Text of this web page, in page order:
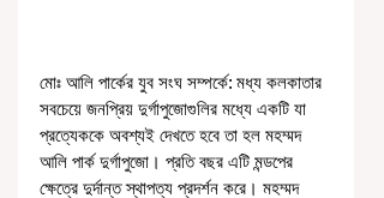
মোঃ আলি পার্কের যুব সংঘ সম্পর্কে: মধ্য কলকাতার
সবচেয়ে জনপ্রিয় দুর্গাপুজোগুলির মধ্যে একটি যা
প্রত্যেককে অবশ্যই দেখতে হবে তা হল মহম্মদ
আলি পার্ক দুর্গাপুজো। প্রতি বছর এটি মন্ডপের
ক্ষেত্রে দুর্দান্ত স্থাপত্য প্রদর্শন করে। মহম্মদ